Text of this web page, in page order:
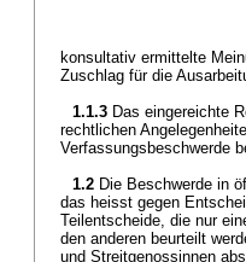
konsultativ ermittelte
Zuschlag für die
1.1.3 Das eingereichte
rechtlichen
Verfassungsbeschwerde
1.2 Die Beschwerde in
das heisst gegen
Teilentscheide, die nur
den anderen beurteilt
und Streitgenossinnen